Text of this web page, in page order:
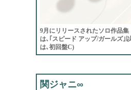
9月にリリースされたソロ作品
は､｢スピード アップ/ガールズ｣
は､初回盤C)
関ジャニ∞